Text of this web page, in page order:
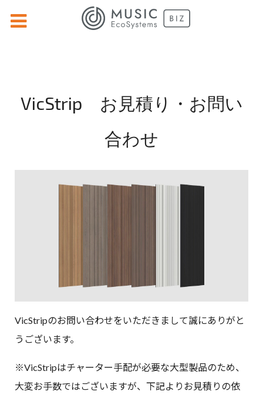
VicStrip お見積り・お問い
合わせ
VicStripのお問い合わせをいただきまして誠にありがと
うございます。
※VicStripはチャーター手配が必要な大型製品のため、
大変お手数ではございますが、下記よりお見積りの依